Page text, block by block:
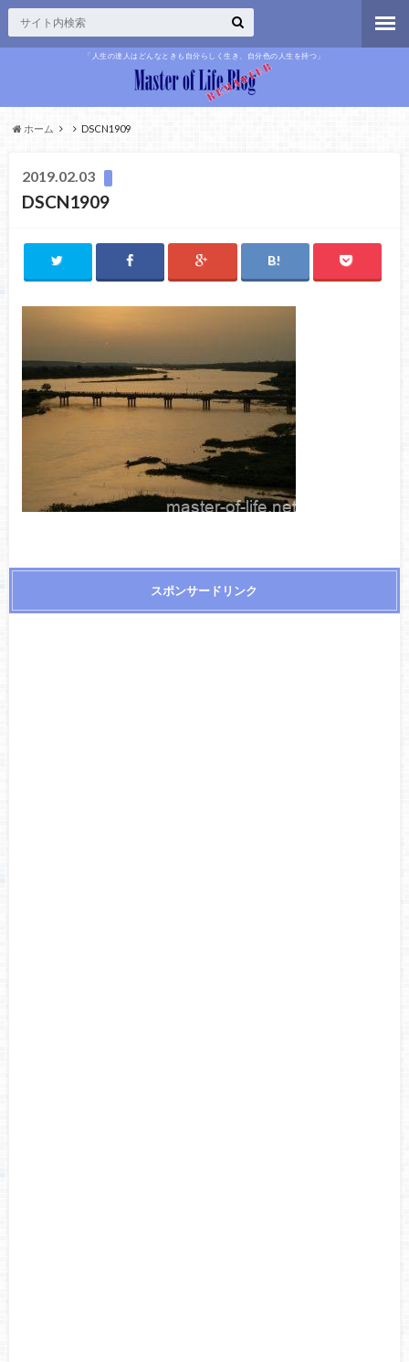
「人生の達人はどんなときも自分らしく生き、自分色の人生を持つ」
ホーム DSCN1909
2019.02.03
DSCN1909
スポンサードリンク